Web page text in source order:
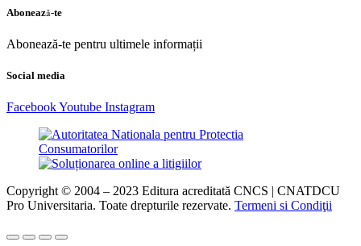
Abonează-te
Abonează-te pentru ultimele informații
Social media
FacebookYoutube Instagram
Copyright © 2004 – 2023 Editura acreditată CNCS | CNATDCU
Pro Universitaria. Toate drepturile rezervate. Termeni si Condiţii